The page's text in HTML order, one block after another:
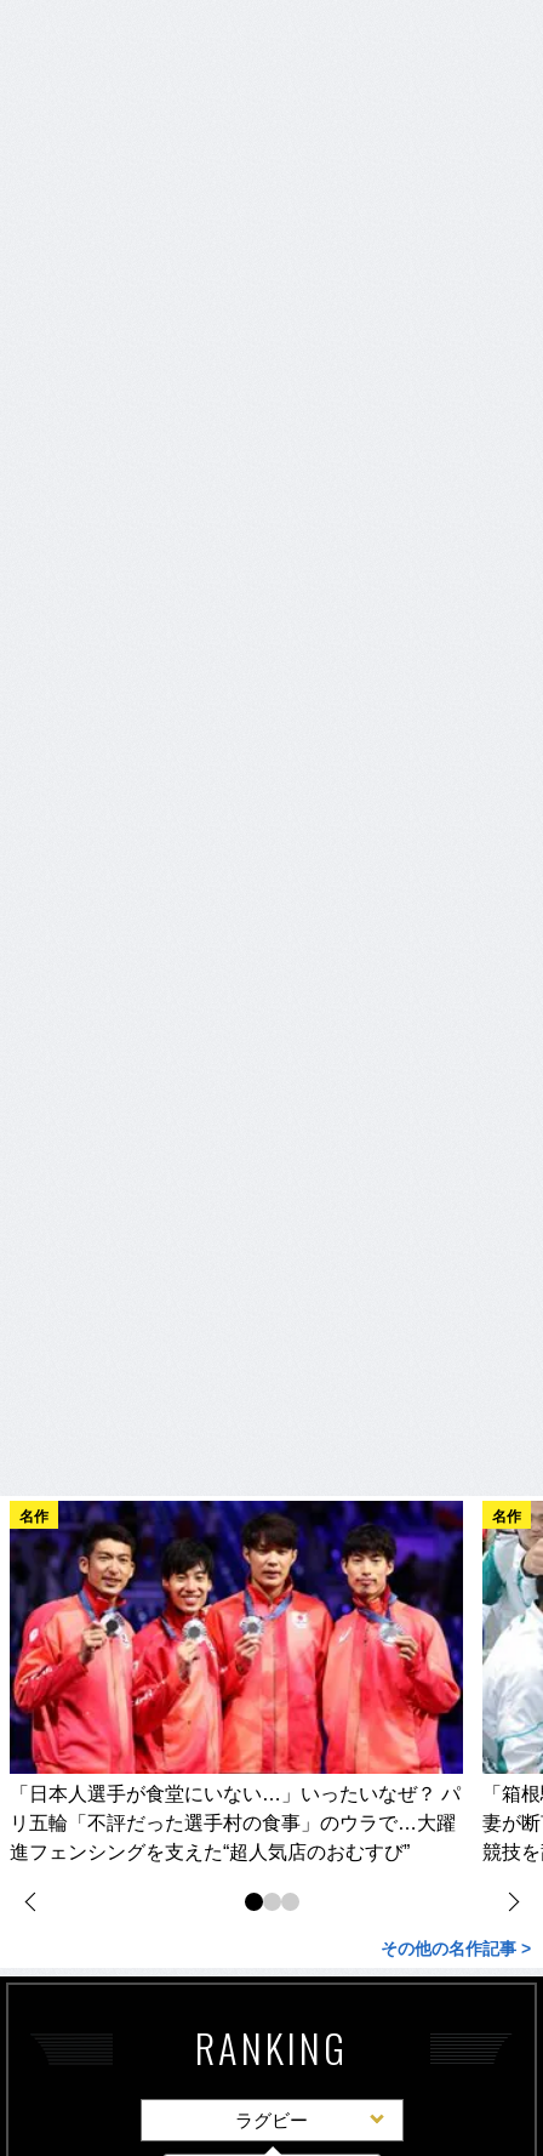
名作
「日本人選手が食堂にいない…」いったいなぜ？ パ
リ五輪「不評だった選手村の食事」のウラで…大躍
進フェンシングを支えた“超人気店のおむすび”
名作
「箱
妻が
競技
その他の名作記事 >
RANKING
ラグビー